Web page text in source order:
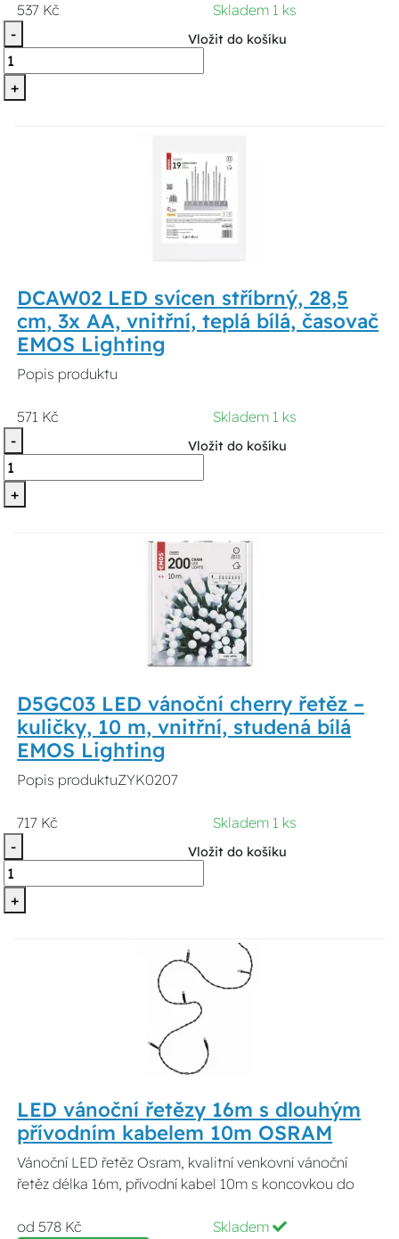
537 Kč
Skladem 1 ks
-
+
Vložit do košíku
DCAW02 LED svícen stříbrný, 28,5
cm, 3x AA, vnitřní, teplá bílá, časovač
EMOS Lighting
Popis produktu
571 Kč
Skladem 1 ks
-
+
Vložit do košíku
D5GC03 LED vánoční cherry řetěz –
kuličky, 10 m, vnitřní, studená bílá
EMOS Lighting
Popis produktuZYK0207
717 Kč
Skladem 1 ks
-
+
Vložit do košíku
LED vánoční řetězy 16m s dlouhým
přívodním kabelem 10m OSRAM
Vánoční LED řetěz Osram, kvalitní venkovní vánoční
řetěz délka 16m, přívodní kabel 10m s koncovkou do
od 578 Kč Skladem